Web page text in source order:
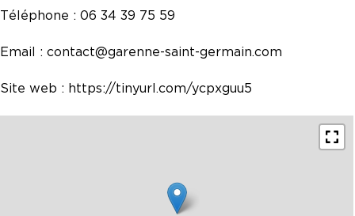
Téléphone : 06 34 39 75 59
Email : contact@garenne-saint-germain.com
Site web : https://tinyurl.com/ycpxguu5